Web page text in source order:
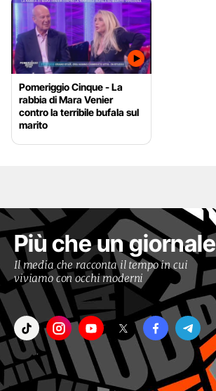
Pomeriggio Cinque - La
rabbia di Mara Venier
contro la terribile bufala sul
marito
Più che un giornale
Il media che racconta il tempo in cui
viviamo con occhi moderni